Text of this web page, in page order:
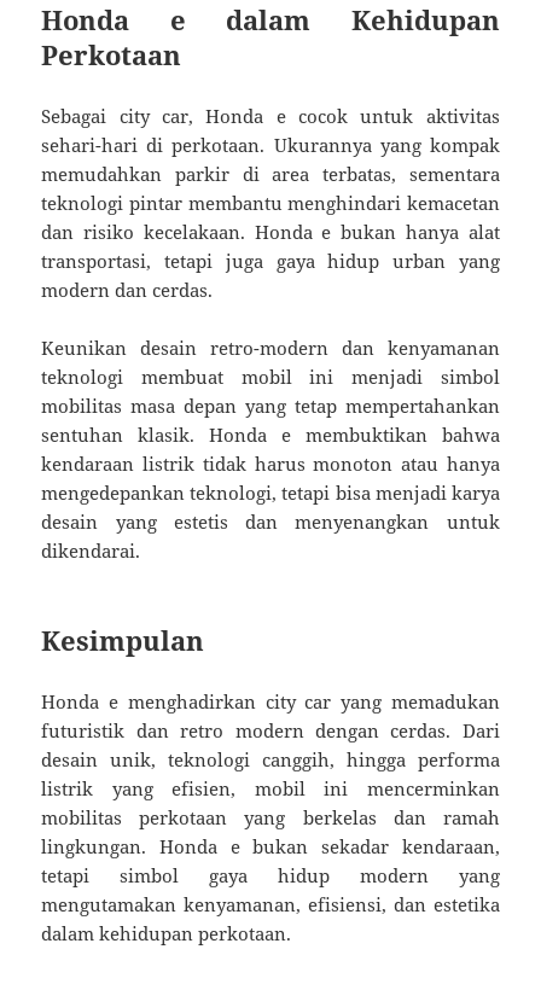
Honda e dalam Kehidupan
Perkotaan
Sebagai city car, Honda e cocok untuk aktivitas
sehari-hari di perkotaan. Ukurannya yang kompak
memudahkan parkir di area terbatas, sementara
teknologi pintar membantu menghindari kemacetan
dan risiko kecelakaan. Honda e bukan hanya alat
transportasi, tetapi juga gaya hidup urban yang
modern dan cerdas.
Keunikan desain retro-modern dan kenyamanan
teknologi membuat mobil ini menjadi simbol
mobilitas masa depan yang tetap mempertahankan
sentuhan klasik. Honda e membuktikan bahwa
kendaraan listrik tidak harus monoton atau hanya
mengedepankan teknologi, tetapi bisa menjadi karya
desain yang estetis dan menyenangkan untuk
dikendarai.
Kesimpulan
Honda e menghadirkan city car yang memadukan
futuristik dan retro modern dengan cerdas. Dari
desain unik, teknologi canggih, hingga performa
listrik yang efisien, mobil ini mencerminkan
mobilitas perkotaan yang berkelas dan ramah
lingkungan. Honda e bukan sekadar kendaraan,
tetapi simbol gaya hidup modern yang
mengutamakan kenyamanan, efisiensi, dan estetika
dalam kehidupan perkotaan.